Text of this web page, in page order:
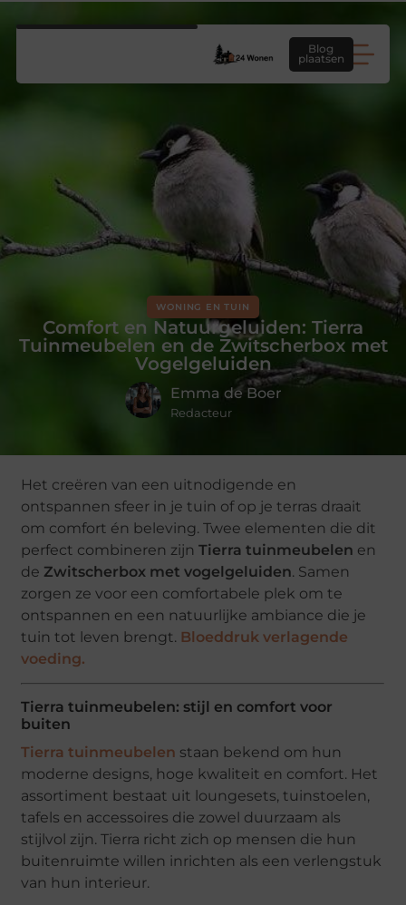
Blog
plaatsen
WONING EN TUIN
Comfort en Natuurgeluiden: Tierra
Tuinmeubelen en de Zwitscherbox met
Vogelgeluiden
Emma de Boer
Redacteur
Het creëren van een uitnodigende en
ontspannen sfeer in je tuin of op je terras draait
om comfort én beleving. Twee elementen die dit
perfect combineren zijnTierra tuinmeubelen en
de Zwitscherbox met vogelgeluiden. Samen
zorgen ze voor een comfortabele plek om te
ontspannen en een natuurlijke ambiance die je
tuin tot leven brengt. Bloeddruk verlagende
voeding.
Tierra tuinmeubelen: stijl en comfort voor
buiten
Tierra tuinmeubelen staan bekend om hun
moderne designs, hoge kwaliteit en comfort. Het
assortiment bestaat uit loungesets, tuinstoelen,
tafels en accessoires die zowel duurzaam als
stijlvol zijn. Tierra richt zich op mensen die hun
buitenruimte willen inrichten als een verlengstuk
van hun interieur.